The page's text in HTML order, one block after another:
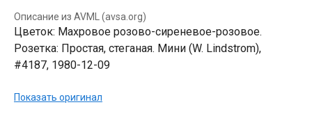
Описание из AVML (avsa.org)
Цветок: Махровое розово-сиреневое-розовое.
Розетка: Простая, стеганая. Мини (W. Lindstrom),
#4187, 1980-12-09
Показать оригинал